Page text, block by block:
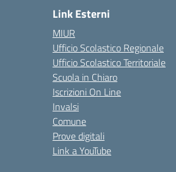
Link Esterni
MIUR
Ufficio Scolastico Regionale
Ufficio Scolastico Territoriale
Scuola in Chiaro
Iscrizioni On Line
Invalsi
Comune
Prove digitali
Link a YouTube